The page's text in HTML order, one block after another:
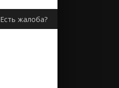
Есть жалоба?